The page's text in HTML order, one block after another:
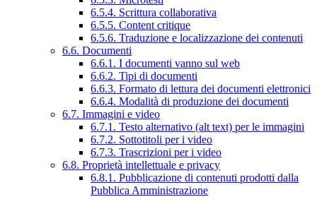
6.5.4. Scrittura collaborativa
6.5.5. Content critique
6.5.6. Traduzione e localizzazione dei contenuti
6.6. Documenti
6.6.1. I documenti vanno sul web
6.6.2. Tipi di documenti
6.6.3. Formato di lettura dei documenti elettronici
6.6.4. Modalità di produzione dei documenti
6.7. Immagini e video
6.7.1. Testo alternativo (alt text) per le immagini
6.7.2. Sottotitoli per i video
6.7.3. Trascrizioni per i video
6.8. Proprietà intellettuale e privacy
6.8.1. Pubblicazione di contenuti prodotti dalla
Pubblica Amministrazione